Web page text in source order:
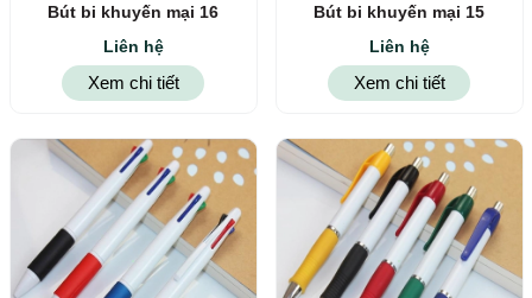
Bút bi khuyến mại 16
Liên hệ
Xem chi tiết
Bút bi khuyến mại 15
Liên hệ
Xem chi tiết